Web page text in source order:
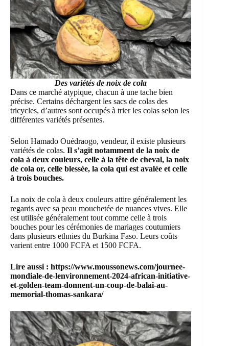
Des variétés de noix de cola
Dans ce marché atypique, chacun à une tache bien
précise. Certains déchargent les sacs de colas des
tricycles, d’autres sont occupés à trier les colas selon les
différentes variétés présentes.
Selon Hamado Ouédraogo, vendeur, il existe plusieurs
variétés de colas. Il s’agit notamment de la noix de
cola à deux couleurs, celle à la tête de cheval, la noix
de cola or, celle blessée, la cola qui est avalée et celle
à trois bouches.
La noix de cola à deux couleurs attire généralement les
regards avec sa peau mouchetée de nuances vives. Elle
est utilisée généralement tout comme celle à trois
bouches pour les cérémonies de mariages coutumiers
dans plusieurs ethnies du Burkina Faso. Leurs coûts
varient entre 1000 FCFA et 1500 FCFA.
Lire aussi : https://www.moussonews.com/journee-
mondiale-de-lenvironnement-2024-african-initiative-
et-golden-team-donnent-un-coup-de-balai-au-
memorial-thomas-sankara/